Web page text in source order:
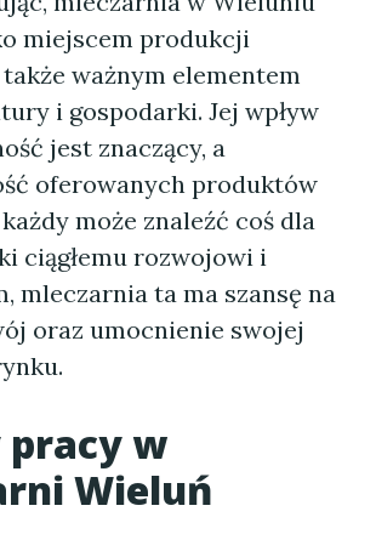
miejscem produkcji
także ważnym elementem
i gospodarki. Jej wpływ
jest znaczący, a
oferowanych produktów
może znaleźć coś dla
ciągłemu rozwojowi i
mleczarnia ta ma szansę na
oraz umocnienie swojej
w
Wieluń